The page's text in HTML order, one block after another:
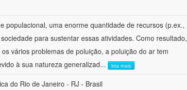
populacional, uma enorme quantidade de recursos (p.ex.,
para sustentar essas atividades. Como resultado,
vários problemas de poluição, a poluição do ar tem
à sua natureza generalizad... leia mais
do Rio de Janeiro - RJ - Brasil